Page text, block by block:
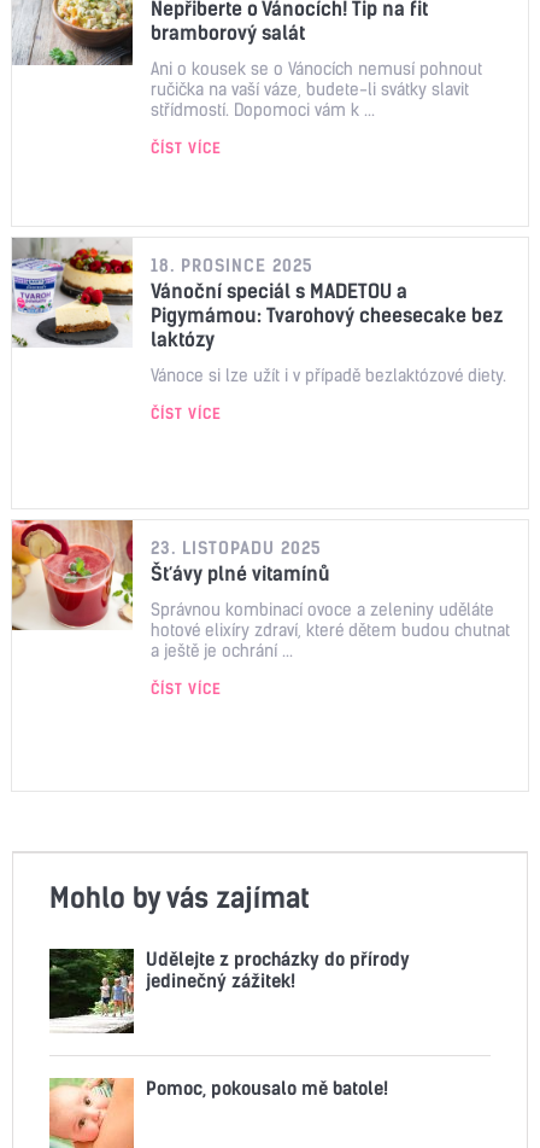
Nepřiberte o Vánocích! Tip na fit
bramborový salát
Ani o kousek se o Vánocích nemusí pohnout
ručička na vaší váze, budete-li svátky slavit
střídmostí. Dopomoci vám k ...
ČÍST VÍCE
18. PROSINCE 2025
Vánoční speciál s MADETOU a
Pigymámou: Tvarohový cheesecake bez
laktózy
Vánoce si lze užít i v případě bezlaktózové diety.
ČÍST VÍCE
23. LISTOPADU 2025
Šťávy plné vitamínů
Správnou kombinací ovoce a zeleniny uděláte
hotové elixíry zdraví, které dětem budou chutnat
a ještě je ochrání ...
ČÍST VÍCE
Mohlo by vás zajímat
Udělejte z procházky do přírody
jedinečný zážitek!
Pomoc, pokousalo mě batole!